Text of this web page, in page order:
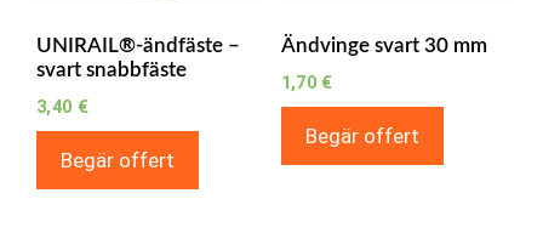
UNIRAIL®-ändfäste –
svart snabbfäste
3,40 €
Begär offert
Ändvinge svart 30 mm
1,70 €
Begär offert